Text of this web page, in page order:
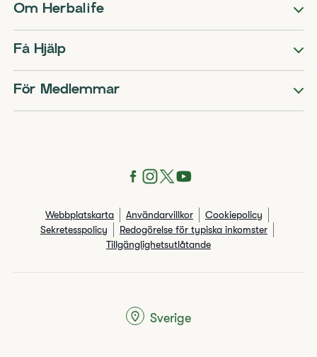
Om Herbalife
Få Hjälp
För Medlemmar
Webbplatskarta Användarvillkor
Cookiepolicy
Sekretesspolicy
Redogörelse för typiska inkomster
Tillgänglighetsutlåtande
Sverige